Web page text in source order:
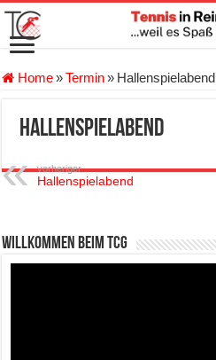
Home»Termin» Hallenspielabend
Hallenspielabend
vorheriger
Hallenspielabend
Willkommen beim TCG